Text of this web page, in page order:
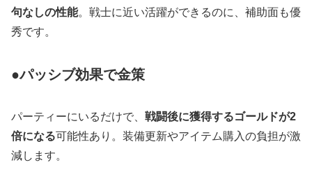
句なしの性能。戦士に近い活躍ができるのに、補助面も優
秀です。
●パッシブ効果で金策
パーティーにいるだけで、 戦闘後に獲得するゴールドが2
倍になる可能性あり。装備更新やアイテム購入の負担が激
減します。